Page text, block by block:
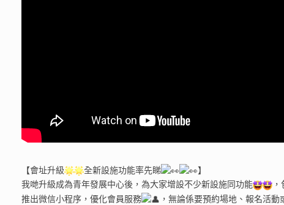
【會址升級 全新設施功能率先睇
】
我哋升級成為青年發展中心後，為大家增設不少新設施同功能
推出微信小程序，優化會員服務
，無論係要預約場地、報名活